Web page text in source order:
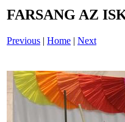
FARSANG AZ
Previous | Home | Next